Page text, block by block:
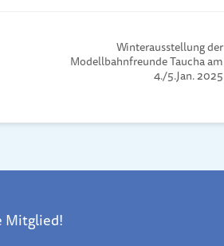
Winterausstellung der
Modellbahnfreunde Taucha am
4./5.Jan. 2025
Mitglied!